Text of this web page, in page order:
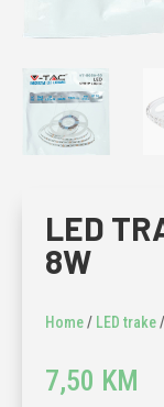
LED
8W
Home/ LED trake/
7,50 KM